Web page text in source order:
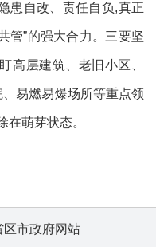
患自改、责任自负,真正
管”的强大合力。三要坚
高层建筑、老旧小区、
易燃易爆场所等重点领
在萌芽状态。
区市政府网站